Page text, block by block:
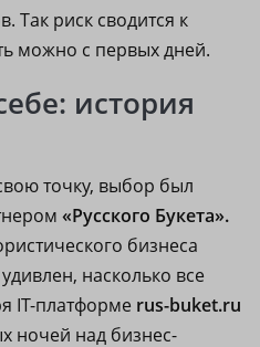
Так риск сводится к
можно с первых дней.
история
точку, выбор был
«Русского Букета».
бизнеса
насколько все
IT-платформе rus-buket.ru
ночей над бизнес-